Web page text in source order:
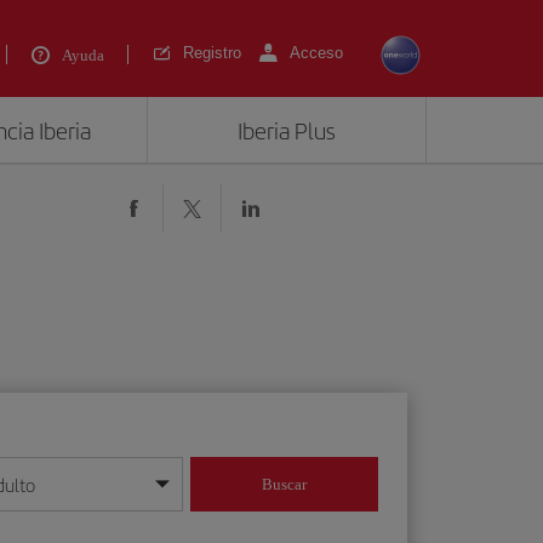
Ayuda Registro Acceso
Iberia Iberia Plus
mes/año
Buscar